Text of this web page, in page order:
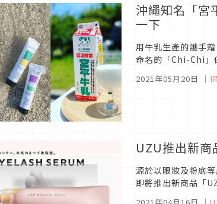
沖繩知名「宮
一下
用牛乳生產的護手
命名的「Chi-Chi」
2021年05月20日 ｜
UZU推出新商
源於以眼妝及粉底
即將推出新商品「